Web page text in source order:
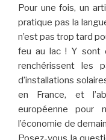
Pour une fois, un
pratique pas la
n’est pas trop tard
feu au lac ! Y sont
renchérissent les
d’installations
en France, et
européenne
l’économie de